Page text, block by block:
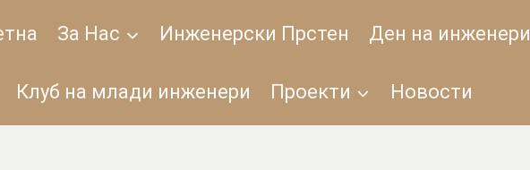
За Нас Инженерски Прстен Ден на инженери
Клуб на млади инженери Проекти Новости